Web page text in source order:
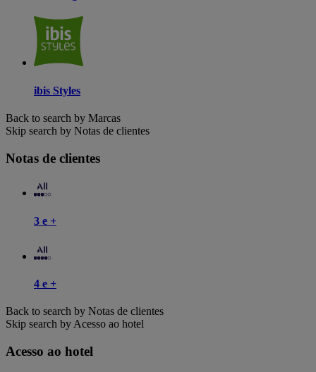
ibis Styles
Back to search by Marcas
Skip search by Notas de clientes
Notas de clientes
3 e +
4 e +
Back to search by Notas de clientes
Skip search by Acesso ao hotel
Acesso ao hotel